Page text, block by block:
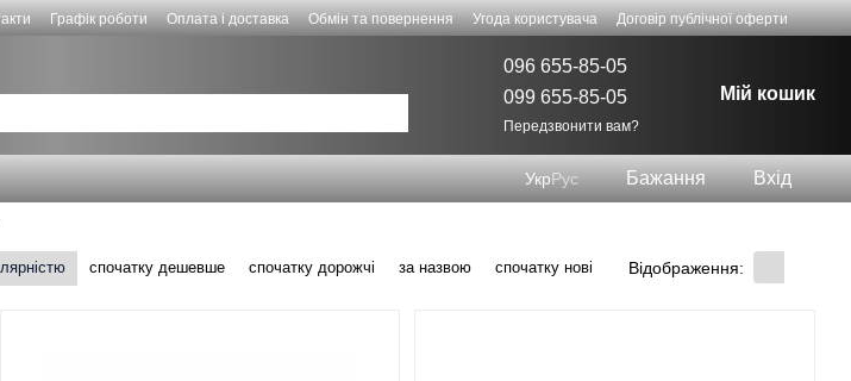
Графік роботи Оплата і доставка Обмін та повернення Угода користувача
Договір публічної оферти
096 655-85-05
099 655-85-05
Передзвонити вам?
Мій кошик
УкрРус Бажання Вхід
спочатку дешевше спочатку дорожчі за назвою спочатку нові Відображення: